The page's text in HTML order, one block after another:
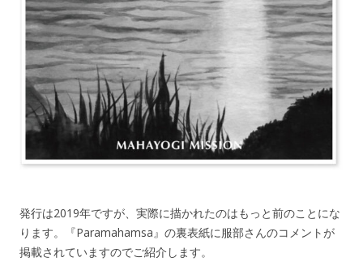
発行は2019年ですが、実際に描かれたのはもっと前のことにな
ります。『Paramahamsa』の裏表紙に服部さんのコメントが
掲載されていますのでご紹介します。